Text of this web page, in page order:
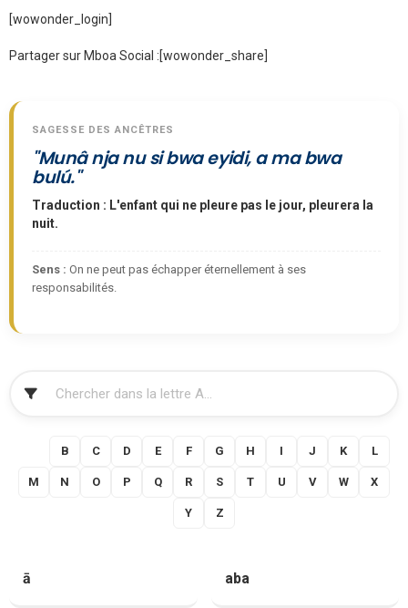
[wowonder_login]
Partager sur Mboa Social :[wowonder_share]
SAGESSE DES ANCÊTRES
"Munâ nja nu si bwa eyidi, a ma bwa
bulú."
Traduction : L'enfant qui ne pleure pas le jour, pleurera la
nuit.
Sens : On ne peut pas échapper éternellement à ses
responsabilités.
B C D E F G H I J K L
M N O P Q R S T U V W X
Y Z
ā aba